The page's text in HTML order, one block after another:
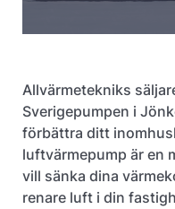
Allvärmetekniks
Sverigepumpen i
förbättra ditt
luftvärmepump är en
vill sänka dina
renare luft i din